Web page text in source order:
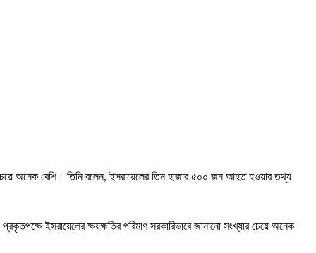
চেয়ে অনেক বেশি। তিনি বলেন, ইসরায়েলের তিন হাজার ৫০০ জন আহত হওয়ার তথ্য
ইসরায়েলের ক্ষয়ক্ষতির পরিমাণ সরকারিভাবে জানানো সংখ্যার চেয়ে অনেক